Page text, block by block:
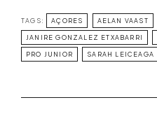
TAGS: AÇORES AELAN VAAST
JANIRE GONZALEZ ETXABARRI
PRO JUNIOR SARAH LEICEAGA